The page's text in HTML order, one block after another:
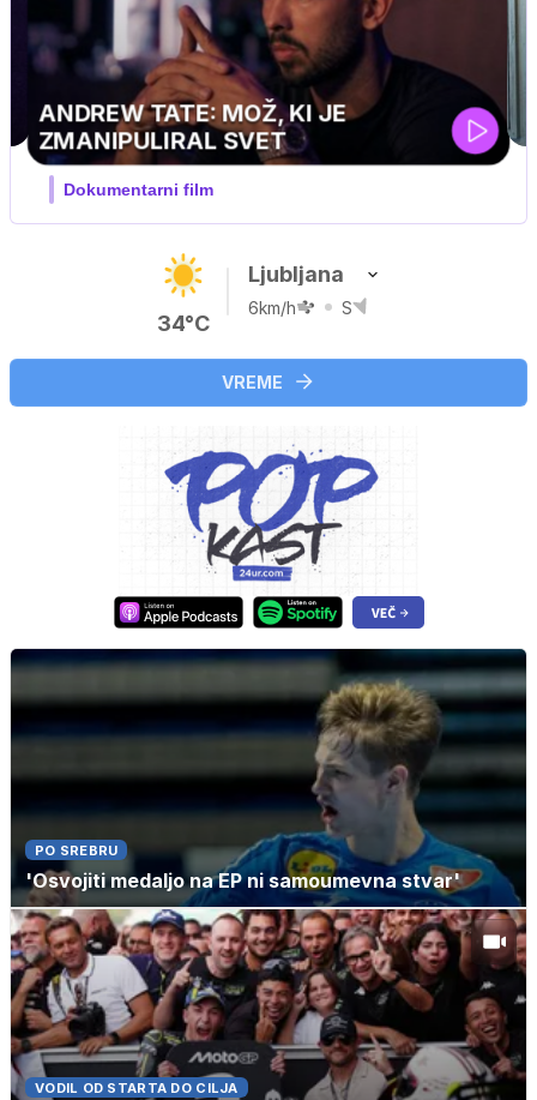
34°C
Ljubljana
6km/h S
VREME
PO SREBRU
'Osvojiti medaljo na EP ni samoumevna stvar'
VODIL OD STARTA DO CILJA